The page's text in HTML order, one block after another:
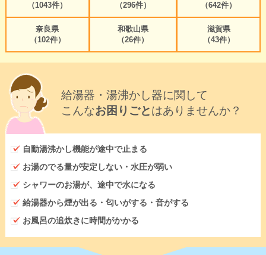
（1043件）
（296件）
（642件）
奈良県
（102件）
和歌山県
（26件）
滋賀県
（43件）
給湯器・湯沸かし器に関して
こんなお困りごとはありませんか？
自動湯沸かし機能が途中で止まる
お湯のでる量が安定しない・水圧が弱い
シャワーのお湯が、途中で水になる
給湯器から煙が出る・匂いがする・音がする
お風呂の追炊きに時間がかかる